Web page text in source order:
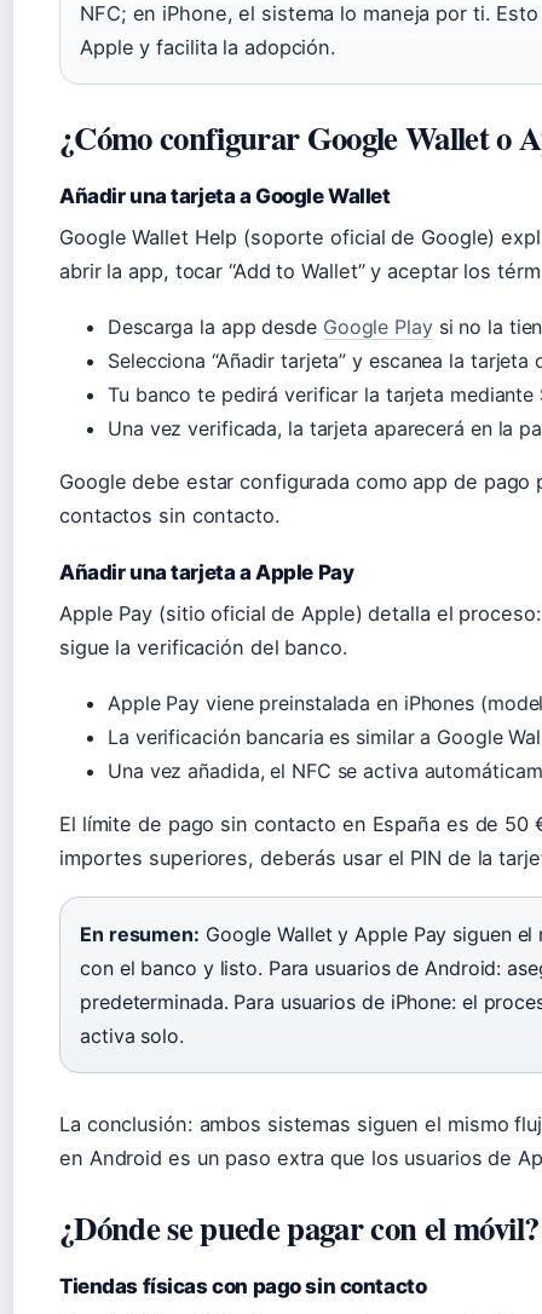
NFC; en iPhone, el sistema lo maneja por ti.
Apple y facilita la adopción.
¿Cómo configurar Google Wallet o
Añadir una tarjeta a Google Wallet
Google Wallet Help (soporte oficial de Google)
abrir la app, tocar “Add to Wallet” y aceptar los
Descarga la app desde Google Playsi no la
Selecciona “Añadir tarjeta” y escanea la
Tu banco te pedirá verificar la tarjeta mediante
Una vez verificada, la tarjeta aparecerá en la
Google debe estar configurada como app de pago
contactos sin contacto.
Añadir una tarjeta a Apple Pay
Apple Pay (sitio oficial de Apple) detalla el proceso:
sigue la verificación del banco.
Apple Pay viene preinstalada en iPhones
La verificación bancaria es similar a Google
Una vez añadida, el NFC se activa
El límite de pago sin contacto en España es de 50
importes superiores, deberás usar el PIN de la
En resumen: Google Wallet y Apple Pay siguen
con el banco y listo. Para usuarios de Android:
predeterminada. Para usuarios de iPhone: el
activa solo.
La conclusión: ambos sistemas siguen el mismo
en Android es un paso extra que los usuarios de
¿Dónde se puede pagar con el móvil?
Tiendas físicas con pago sin contacto